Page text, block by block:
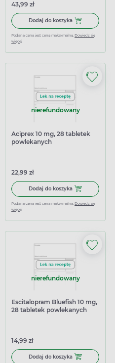
43,99 zł
Dodaj do koszyka Dodaj do
Podana cena jest ceną maksymalną. Dowiedz się
więcej
nierefundowany
Aciprex 10 mg, 28 tabletek
powlekanych
22,99 zł
Dodaj do koszyka Dodaj do
Podana cena jest ceną maksymalną. Dowiedz się
więcej
nierefundowany
Escitalopram Bluefish 10 mg,
28 tabletek powlekanych
14,99 zł
Dodaj do koszyka Dodaj do